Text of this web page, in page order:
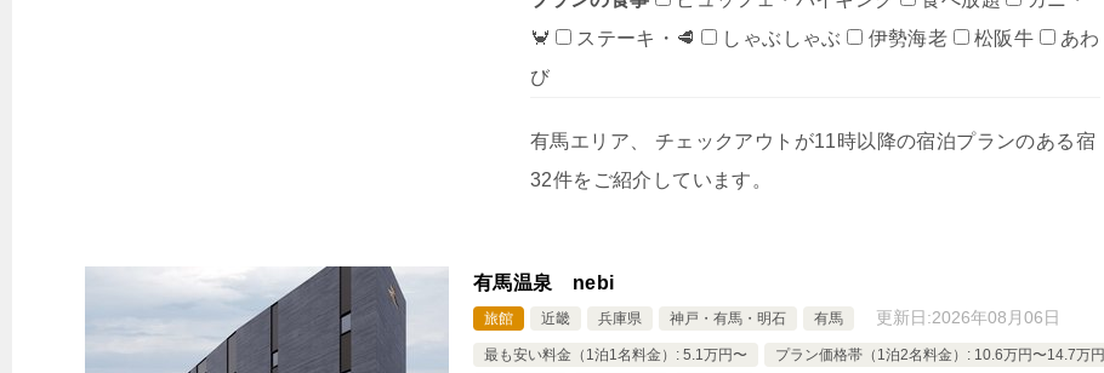
🦀
ステーキ・🥩 しゃぶしゃぶ 伊勢海老 松阪牛
あわ
び
有馬エリア、 チェックアウトが11時以降の宿泊プランのある宿
32件をご紹介しています。
有馬温泉 nebi
旅館 近畿 兵庫県 神戸・有馬・明石 有馬 更新日:2026年08月06日
最も安い料金（1泊1名料金）: 5.1万円〜 プラン価格帯（1泊2名料金）: 10.6万円〜14.7万円